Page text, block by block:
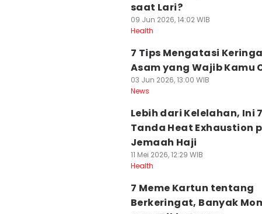
saat Lari?
09 Jun 2026, 14:02 WIB
Health
7 Tips Mengatasi
Asam yang Wajib Kamu
03 Jun 2026, 13:00 WIB
News
Lebih dari Kelelahan, Ini 7
Tanda Heat Exhaustion
Jemaah Haji
11 Mei 2026, 12:29 WIB
Health
7 Meme Kartun tentang
Berkeringat, Banyak